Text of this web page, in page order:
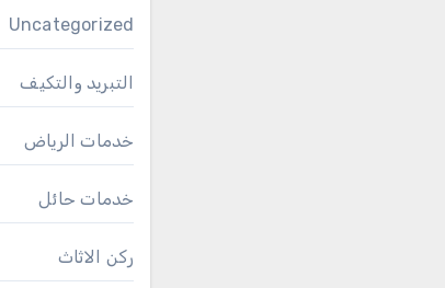
Uncategorized
التبريد والتكيف
خدمات الرياض
خدمات حائل
ركن الاثاث